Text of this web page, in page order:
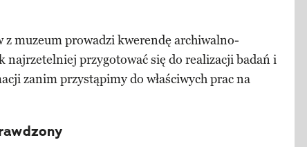
z muzeum prowadzi kwerendę archiwalno-
najrzetelniej przygotować się do realizacji badań i
zanim przystąpimy do właściwych prac na